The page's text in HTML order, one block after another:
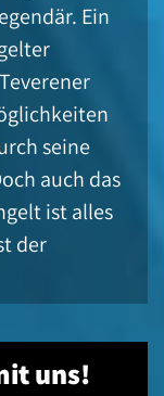
Ein
seine
auch das
ist alles
der
uns!